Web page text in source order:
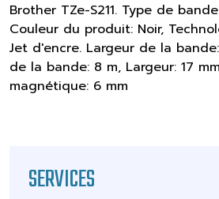
Brother TZe-S211. Type de
Couleur du produit: Noir,
Jet d'encre. Largeur de la
de la bande: 8 m, Largeur: 17
magnétique: 6 mm
SERVICES